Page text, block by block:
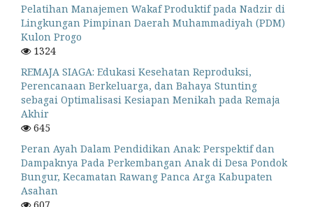
Pelatihan Manajemen Wakaf Produktif pada Nadzir di
Lingkungan Pimpinan Daerah Muhammadiyah (PDM)
Kulon Progo
1324
REMAJA SIAGA: Edukasi Kesehatan Reproduksi,
Perencanaan Berkeluarga, dan Bahaya Stunting
sebagai Optimalisasi Kesiapan Menikah pada Remaja
Akhir
645
Peran Ayah Dalam Pendidikan Anak: Perspektif dan
Dampaknya Pada Perkembangan Anak di Desa Pondok
Bungur, Kecamatan Rawang Panca Arga Kabupaten
Asahan